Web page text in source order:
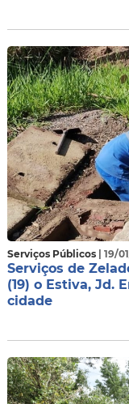
Serviços Públicos | 19/
Serviços de
(19) o Estiva, Jd.
cidade